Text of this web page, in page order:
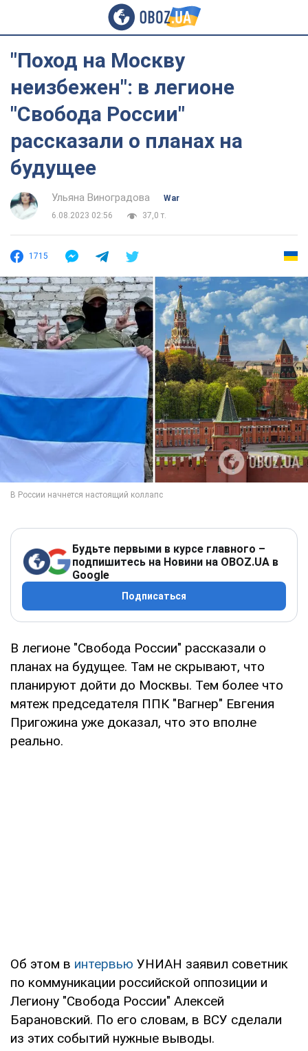
"Поход на Москву
неизбежен": в легионе
"Свобода России"
рассказали о планах на
будущее
Ульяна Виноградова
War
6.08.2023 02:56
37,0 т.
1715
Будьте первыми в курсе главного –
подпишитесь на Новини на OBOZ.UA в
Google
Подписаться
В легионе "Свобода России" рассказали о
планах на будущее. Там не скрывают, что
планируют дойти до Москвы. Тем более что
мятеж председателя ППК "Вагнер" Евгения
Пригожина уже доказал, что это вполне
реально.
Об этом в интервью УНИАН заявил советник
по коммуникации российской оппозиции и
Легиону "Свобода России" Алексей
Барановский. По его словам, в ВСУ сделали
из этих событий нужные выводы.